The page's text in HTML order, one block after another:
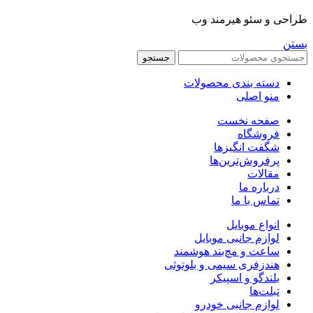
طراحی و سئو هیرمند وب
بستن
جستجو
دسته بندی محصولات
منو اصلی
صفحه نخست
فروشگاه
شگفت انگیزها
پرفروش‌ترین‌ها
مقالات
درباره ما
تماس با ما
انواع موبایل
لوازم جانبی موبایل
ساعت و مچ‌بند هوشمند
هندزفری سیمی و بلوتوثی
بلندگو و اسپیکر
تبلت‌ها
لوازم جانبی خودرو